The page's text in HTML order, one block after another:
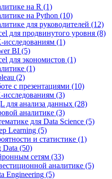
на R (1)
на Python (10)
для руководителей (12)
для продвинутого уровня (8)
(1)
BI (5)
для экономистов (1)
(1)
(2)
с презентациями (10)
(3)
для анализа данных (28)
аналитике (3)
для Data Science (5)
Learning (5)
и статистике (1)
(50)
сетям (33)
аналитике (5)
Engineering (5)